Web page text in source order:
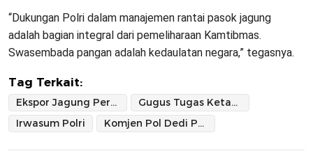
“Dukungan Polri dalam manajemen rantai pasok jagung
adalah bagian integral dari pemeliharaan Kamtibmas.
Swasembada pangan adalah kedaulatan negara,” tegasnya.
Tag Terkait:
Ekspor Jagung Perdana
Gugus Tugas Ketahanan Pangan Polri
Irwasum Polri
Komjen Pol Dedi Prasetyo